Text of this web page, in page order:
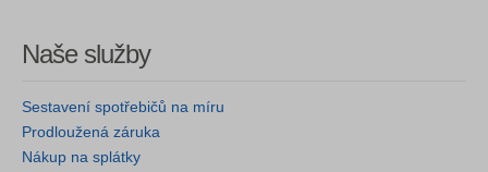
Naše služby
Sestavení spotřebičů na míru
Prodloužená záruka
Nákup na splátky